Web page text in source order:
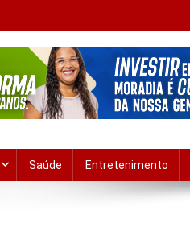
Saúde Entretenimento